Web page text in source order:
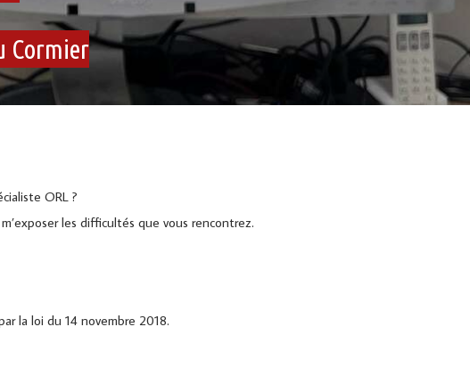
Cormier
ORL ?
les difficultés que vous rencontrez.
la loi du 14 novembre 2018.